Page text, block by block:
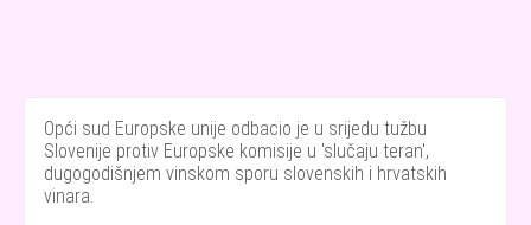
Opći sud Europske unije odbacio je u srijedu tužbu
Slovenije protiv Europske komisije u 'slučaju teran',
dugogodišnjem vinskom sporu slovenskih i hrvatskih
vinara.